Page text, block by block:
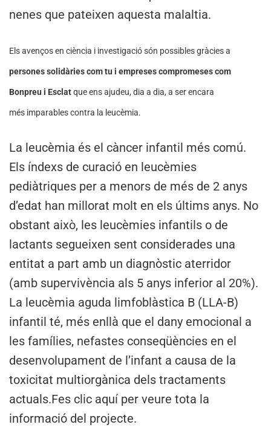
nenes que pateixen aquesta malaltia.
Els avenços en ciència i investigació són possibles gràcies a
persones solidàries com tu i empreses compromeses com
Bonpreu i Esclatque ens ajudeu, dia a dia, a ser encara
més imparables contra la leucèmia.
La leucèmia és el càncer infantil més comú.
Els índexs de curació en leucèmies
pediàtriques per a menors de més de 2 anys
d’edat han millorat molt en els últims anys. No
obstant això, les leucèmies infantils o de
lactants segueixen sent considerades una
entitat a part amb un diagnòstic aterridor
(amb supervivència als 5 anys inferior al 20%).
La leucèmia aguda limfoblàstica B (LLA-B)
infantil té, més enllà que el dany emocional a
les famílies, nefastes conseqüències en el
desenvolupament de l’infant a causa de la
toxicitat multiorgànica dels tractaments
actuals.Fes clic aquí per veure tota la
informació del projecte.